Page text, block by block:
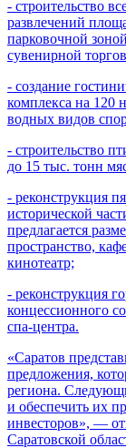
- строительство
развлечений
парковочной
сувенирной
- создание
комплекса на 120
водных видов
- строительство
до 15 тыс. тонн
- реконструкция
исторической
предлагается
пространство,
кинотеатр;
- реконструкция
концессионного
спа-центра.
«Саратов
предложения,
региона.
и обеспечить их
инвесторов», —
Саратовской